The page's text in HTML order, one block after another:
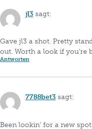
jl3 sagt:
Gave jl3 a shot. Pretty
out. Worth a look if you’re
Antworten
7788bet3 sagt:
Been lookin‘ for a new